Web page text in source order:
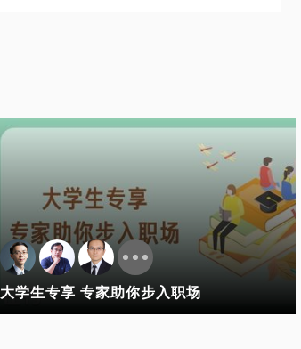
大学生专享 专家助你步入职场